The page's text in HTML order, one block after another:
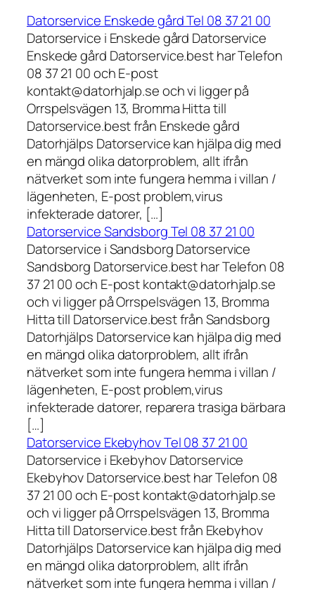
Datorservice Enskede gård Tel 08 37 21 00
Datorservice i Enskede gård Datorservice
Enskede gård Datorservice.best har Telefon
08 37 21 00 och E-post
kontakt@datorhjalp.se och vi ligger på
Orrspelsvägen 13, Bromma Hitta till
Datorservice.best från Enskede gård
Datorhjälps Datorservice kan hjälpa dig med
en mängd olika datorproblem, allt ifrån
nätverket som inte fungera hemma i villan /
lägenheten, E-post problem,virus
infekterade datorer, […]
Datorservice Sandsborg Tel 08 37 21 00
Datorservice i Sandsborg Datorservice
Sandsborg Datorservice.best har Telefon 08
37 21 00 och E-post kontakt@datorhjalp.se
och vi ligger på Orrspelsvägen 13, Bromma
Hitta till Datorservice.best från Sandsborg
Datorhjälps Datorservice kan hjälpa dig med
en mängd olika datorproblem, allt ifrån
nätverket som inte fungera hemma i villan /
lägenheten, E-post problem,virus
infekterade datorer, reparera trasiga bärbara
[…]
Datorservice Ekebyhov Tel 08 37 21 00
Datorservice i Ekebyhov Datorservice
Ekebyhov Datorservice.best har Telefon 08
37 21 00 och E-post kontakt@datorhjalp.se
och vi ligger på Orrspelsvägen 13, Bromma
Hitta till Datorservice.best från Ekebyhov
Datorhjälps Datorservice kan hjälpa dig med
en mängd olika datorproblem, allt ifrån
nätverket som inte fungera hemma i villan /